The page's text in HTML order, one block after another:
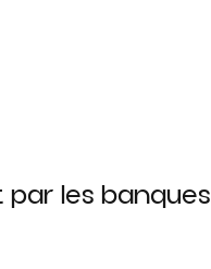
les banques